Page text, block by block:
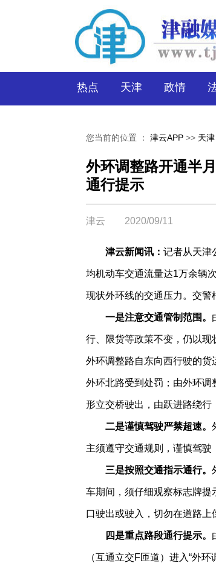
热点 天津 政情
您当前的位置 ： 津云APP >> 天津
外环调整路开通半
通行提示
津云 2020/09/11
津云新闻讯： 记者从天津
均机动车交通流量达1万余辆
现状外环线的交通压力。交警
一是注意交通管制范围。
行、限货等政策不变，仍以
外环调整路自东向西行驶的货
外环北路受到处罚；由外环
形立交桥驶出，由跃进路绕行
二是谨慎驾驶严禁超速。
主须遵守交通规则，谨慎驾驶
三是按照交通指示通行。
车期间，须仔细观察标志牌提
口驶出或驶入，切勿在道路上
四是重点路段通行提示。
（互通立交F匝道）进入“外